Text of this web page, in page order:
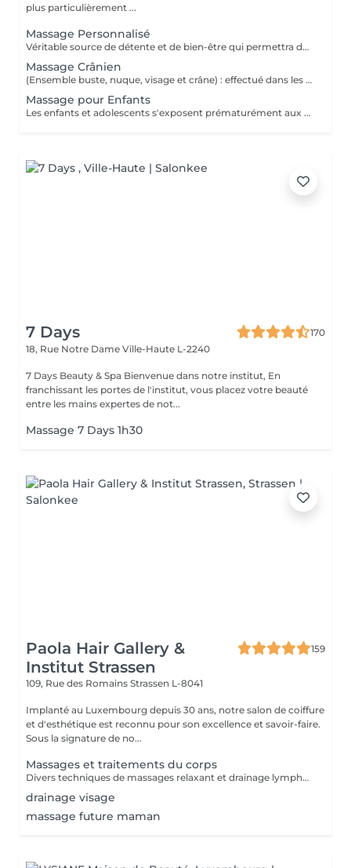
plus particulièrement ...
Massage Personnalisé
Véritable source de détente et de bien-être qui permettra de retirer les noeuds musculaires tout en favorisant un état intense de relaxation, des pieds à la tête ou selon vos besoins et envie. Un moment de lâcher prise pour le corps et l'esprit.
Massage Crânien
(Ensemble buste, nuque, visage et crâne) : effectué dans les règles de l'art, le massage crânien possède de nombreuses vertus : il lutte contre la fatigue, il réduit le stress, il atténue les maux de tête, il combat les insomnies et il calme les tensions dans la nuque et le haut du dos. Un beau moment de déconnexion totale, de quoi vous vider complètement la tête.
Massage pour Enfants
Les enfants et adolescents s'exposent prématurément aux agitations du quotidien. Le massage constitue le début d'un apprentissage pour prendre soin de leur corps et de leur bien-être, dès leur plus jeune âge. Il favorise son développement et sa croissance et peut être une source de guérison et d'un bon équilibre pour son organisme. De quoi également lui donner confiance durant cette période de transition vers l'âge adulte.
7 Days
170
18, Rue Notre Dame Ville-Haute L-2240
7 Days Beauty & Spa Bienvenue dans notre institut, En
franchissant les portes de l'institut, vous placez votre beauté
entre les mains expertes de not...
Massage 7 Days 1h30
Paola Hair Gallery &
Institut Strassen
159
109, Rue des Romains Strassen L-8041
Implanté au Luxembourg depuis 30 ans, notre salon de coiffure
et d'esthétique est reconnu pour son excellence et savoir-faire.
Sous la signature de no...
Massages et traitements du corps
Divers techniques de massages relaxant et drainage lymphatique manuel
drainage visage
massage future maman